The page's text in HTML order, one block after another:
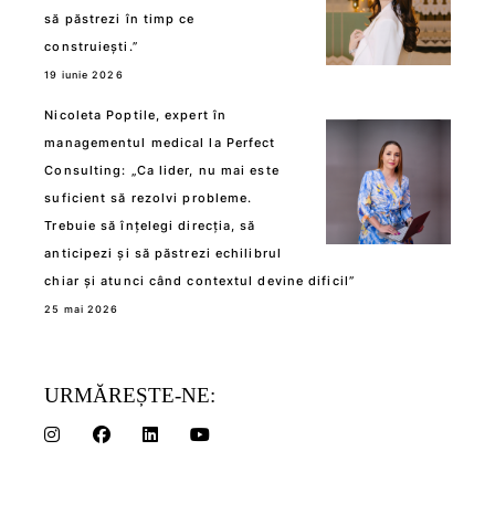
să păstrezi în timp ce
construiești.”
19 iunie 2026
Nicoleta Poptile, expert în
managementul medical la Perfect
Consulting: „Ca lider, nu mai este
suficient să rezolvi probleme.
Trebuie să înțelegi direcția, să
anticipezi și să păstrezi echilibrul
chiar și atunci când contextul devine dificil”
25 mai 2026
URMĂREȘTE-NE: